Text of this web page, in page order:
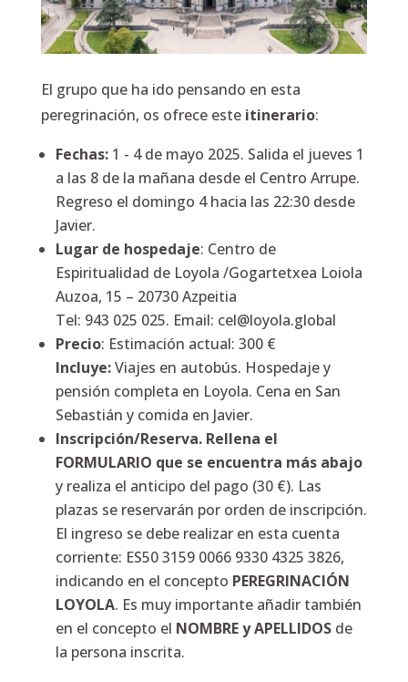
El grupo que ha ido pensando en esta
peregrinación, os ofrece este itinerario:
Fechas: 1 - 4 de mayo 2025. Salida el jueves 1
a las 8 de la mañana desde el Centro Arrupe.
Regreso el domingo 4 hacia las 22:30 desde
Javier.
Lugar de hospedaje: Centro de
Espiritualidad de Loyola /Gogartetxea Loiola
Auzoa, 15 – 20730 Azpeitia
Tel: 943 025 025. Email: cel@loyola.global
Precio: Estimación actual: 300 €
Incluye:Viajes en autobús. Hospedaje y
pensión completa en Loyola. Cena en San
Sebastián y comida en Javier.
Inscripción/Reserva. Rellena el
FORMULARIO que se encuentra más abajo
y realiza el anticipo del pago (30 €). Las
plazas se reservarán por orden de inscripción.
El ingreso se debe realizar en esta cuenta
corriente: ES50 3159 0066 9330 4325 3826,
indicando en el concepto PEREGRINACIÓN
LOYOLA. Es muy importante añadir también
en el concepto el NOMBRE y APELLIDOSde
la persona inscrita.